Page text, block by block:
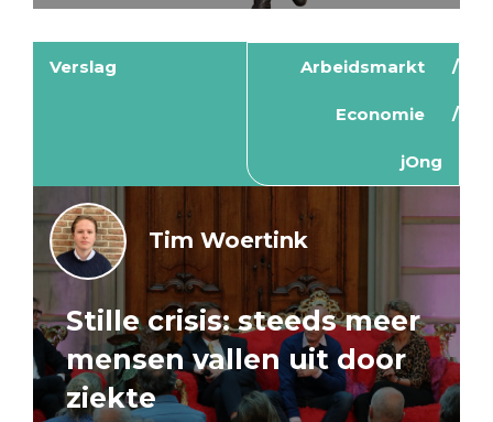
Verslag Arbeidsmarkt
Economie
jOng
Tim Woertink
Stille crisis: steeds meer
mensen vallen uit door
ziekte